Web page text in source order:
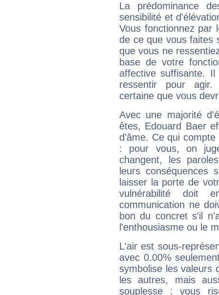
La prédominance
sensibilité et
Vous fonctionnez
de ce que vous faites
que vous ne
base de votre
affective suffisante.
ressentir pour agir.
certaine que vous
Avec une majorité
êtes, Edouard Baer
d'âme. Ce qui
: pour vous, on
changent, les
leurs conséquences
laisser la porte de
vulnérabilité doit
communication ne
bon du concret s'il
l'enthousiasme ou le
L'air est sous-
avec 0.00%
symbolise les valeurs
les autres, mais
souplesse : vous